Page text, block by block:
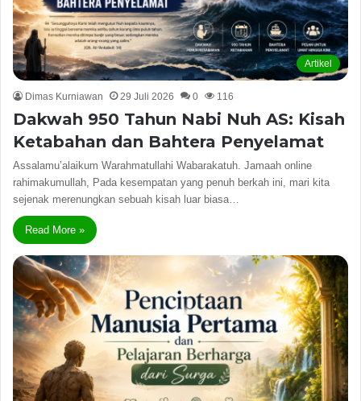
Artikel
Dimas Kurniawan 29 Juli 2026 0 116
Dakwah 950 Tahun Nabi Nuh AS: Kisah
Ketabahan dan Bahtera Penyelamat
Assalamu’alaikum Warahmatullahi Wabarakatuh. Jamaah online
rahimakumullah, Pada kesempatan yang penuh berkah ini, mari kita
sejenak merenungkan sebuah kisah luar biasa…
Read More »